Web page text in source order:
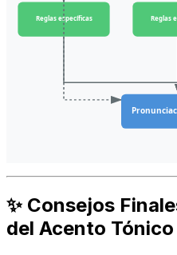
Reglas específicas Reglas
✨ Consejos
del Acento Tónico